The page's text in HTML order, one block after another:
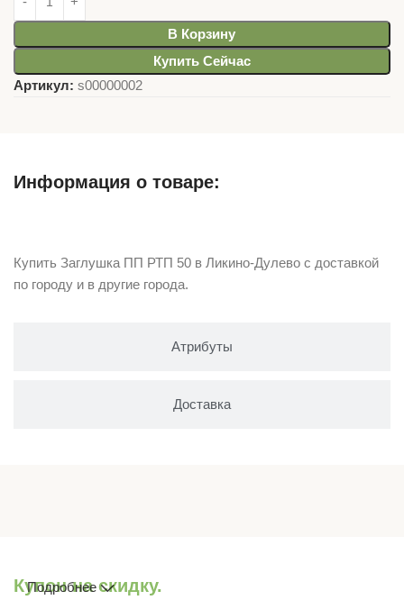
В Корзину
Купить Сейчас
Артикул: s00000002
Информация о товаре:
Атрибуты
Доставка
Купить Заглушка ПП РТП 50 в Ликино-Дулево с доставкой
по городу и в другие города.
Купон на скидку.
Подробнее